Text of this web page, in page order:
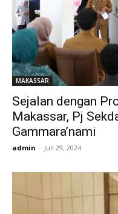
MAKASSAR
Sejalan dengan
Makassar, Pj
Gammara’nami
admin - Juli 29, 2024